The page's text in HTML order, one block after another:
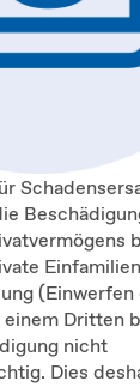
(Einwerfen
Dritten
nicht
Dies